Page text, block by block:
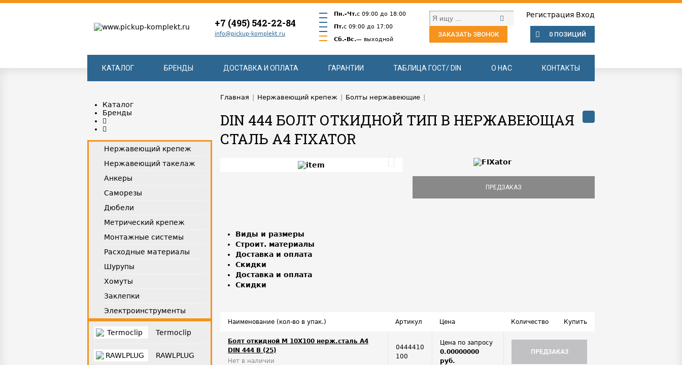
+7 (495) 542-22-84
info@pickup-komplekt.ru
Пн.-Чт.с 09:00 до 18:00
Пт.с 09:00 до 17:00
Сб.-Вс.— выходной
Регистрация Вход
ЗАКАЗАТЬ ЗВОНОК 0 ПОЗИЦИЙ
КАТАЛОГ БРЕНДЫ ДОСТАВКА И ОПЛАТА ГАРАНТИИ ТАБЛИЦА ГОСТ/ DIN О НАС КОНТАКТЫ
Каталог
Бренды
Нержавеющий крепеж
Нержавеющий такелаж
Анкеры
Саморезы
Дюбели
Метрический крепеж
Монтажные системы
Расходные материалы
Шурупы
Хомуты
Заклепки
Электроинструменты
Termoclip
RAWLPLUG
Главная Нержавеющий крепеж Болты нержавеющие
DIN 444 БОЛТ ОТКИДНОЙ ТИП B НЕРЖАВЕЮЩАЯ
СТАЛЬ A4 FIXATOR
ПРЕДЗАКАЗ
Виды и размеры
Строит. материалы
Доставка и оплата
Скидки
Доставка и оплата
Скидки
Наименование (кол-во в упак.) Артикул Цена Количество Купить
Болт откидной M 10Х100 нерж.сталь A4
DIN 444 B (25)
Нет в наличии
0444410
100
Цена по запросу
0.00000000
руб.
ПРЕДЗАКАЗ